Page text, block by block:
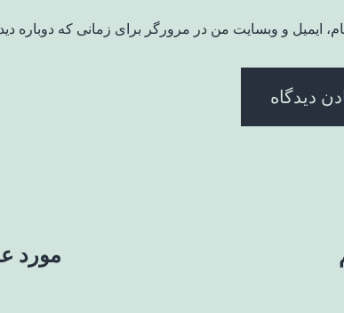
ایمیل و وبسایت من در مرورگر برای زمانی که دوباره
مورد